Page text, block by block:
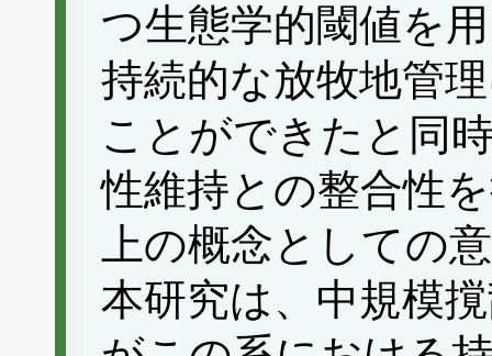
つ生態学的閾値を
持続的な放牧地管
ことができたと同
性維持との整合性
上の概念としての
本研究は、中規模